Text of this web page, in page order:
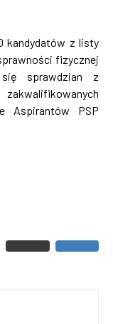
kandydatów z listy
fizycznej
sprawdzian z
Aspirantów PSP